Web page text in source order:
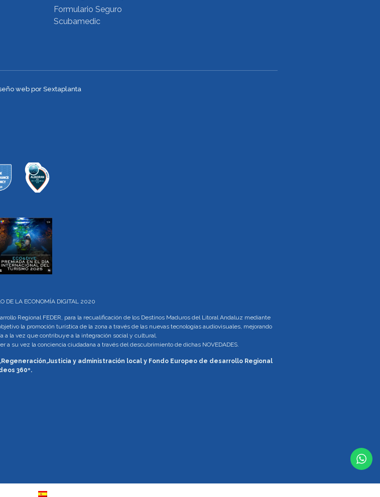
Formulario Seguro
Scubamedic
web por Sextaplanta
DE LA ECONOMÍA DIGITAL 2020
Regional FEDER, para la recualificación de los Destinos Maduros del Litoral Andaluz mediante
la promoción turística de la zona a través de las nuevas tecnologías audiovisuales, mejorando
a la vez que contribuye a la integración social y cultural.
su vez la conciencia ciudadana a través del descubrimiento de dichas NOVEDADES.
y administración local y Fondo Europeo de desarrollo Regional
360º.